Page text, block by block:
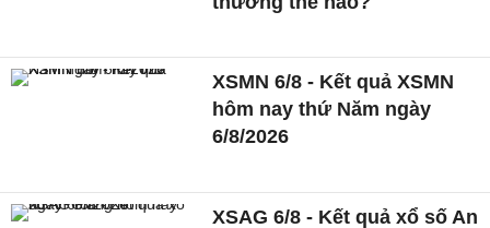
XSMN 6/8 - Kết quả XSMN
hôm nay thứ Năm ngày
6/8/2026
XSAG 6/8 - Kết quả xổ số An